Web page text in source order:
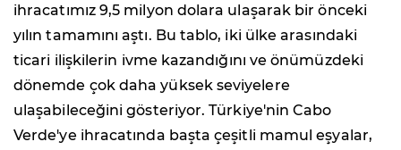
ihracatımız 9,5 milyon dolara ulaşarak bir önceki
yılın tamamını aştı. Bu tablo, iki ülke arasındaki
ticari ilişkilerin ivme kazandığını ve önümüzdeki
dönemde çok daha yüksek seviyelere
ulaşabileceğini gösteriyor. Türkiye'nin Cabo
Verde'ye ihracatında başta çeşitli mamul eşyalar,